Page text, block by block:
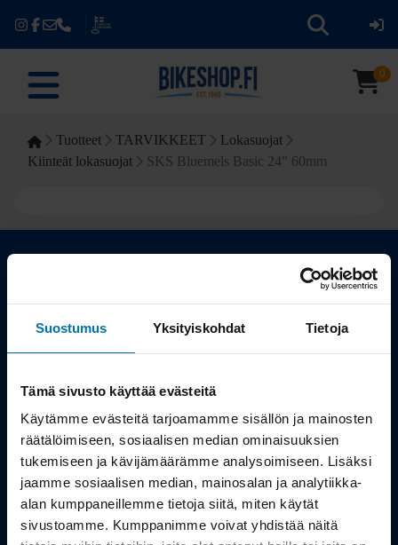
Suostumus Yksityiskohdat Tietoja
Tämä sivusto käyttää evästeitä
Käytämme evästeitä tarjoamamme sisällön ja mainosten
räätälöimiseen, sosiaalisen median ominaisuuksien
tukemiseen ja kävijämäärämme analysoimiseen. Lisäksi
jaamme sosiaalisen median, mainosalan ja analytiikka-
alan kumppaneillemme tietoja siitä, miten käytät
sivustoamme. Kumppanimme voivat yhdistää näitä
0
Tuotteet TARVIKKEET
Lokasuojat
Kiinteät lokasuojat
SKS Bluemels Basic 24" 60mm
Kauppa
Työsuhdepyörä
Info
Toimitus